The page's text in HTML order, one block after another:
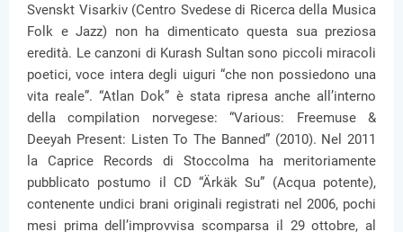
Svenskt Visarkiv (Centro Svedese di Ricerca della Musica
Folk e Jazz) non ha dimenticato questa sua preziosa
eredità. Le canzoni di Kurash Sultan sono piccoli miracoli
poetici, voce intera degli uiguri “che non possiedono una
vita reale”. “Atlan Dok” è stata ripresa anche all’interno
della compilation norvegese: “Various: Freemuse &
Deeyah Present: Listen To The Banned” (2010). Nel 2011
la Caprice Records di Stoccolma ha meritoriamente
pubblicato postumo il CD “Ärkäk Su” (Acqua potente),
contenente undici brani originali registrati nel 2006, pochi
mesi prima dell’improvvisa scomparsa il 29 ottobre, al